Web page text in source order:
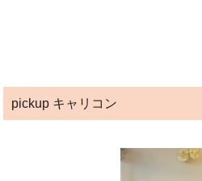
pickup キャリコン